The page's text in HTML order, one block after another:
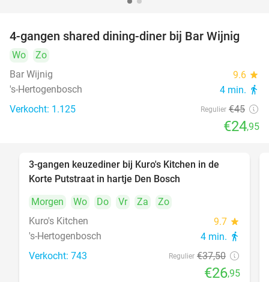
45%
4-gangen shared dining-diner bij Bar Wijnig
Wo
Zo
Bar Wijnig
9.6 star
's-Hertogenbosch 4 min. directions_walk
Verkocht: 1.125 Regulier €45
€24,95
3-gangen keuzediner bij Kuro's Kitchen in de
Korte Putstraat in hartje Den Bosch
Morgen
Wo Do Vr Za
Zo
Kuro's Kitchen
9.7 star
's-Hertogenbosch 4 min. directions_walk
Verkocht: 743 Regulier €37,50
€26,95